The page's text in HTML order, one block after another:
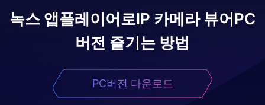
녹스 앱플레이어로IP 카메라 뷰어PC
버전 즐기는 방법
PC버전 다운로드